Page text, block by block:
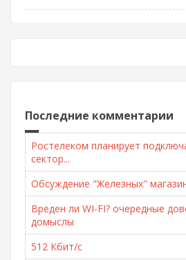
Последние комментарии
Ростелеком планирует
сектор...
Обсуждение "Железных"
Вреден ли WI-FI? очередные
домыслы
512 Кбит/с